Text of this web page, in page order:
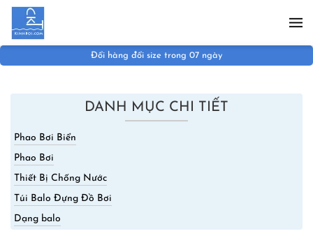
Skip to main content
Đổi hàng đổi size trong 07 ngày
DANH MỤC CHI TIẾT
Phao Bơi Biển
Phao Bơi
Thiết Bị Chống Nước
Túi Balo Đựng Đồ Bơi
Dạng balo